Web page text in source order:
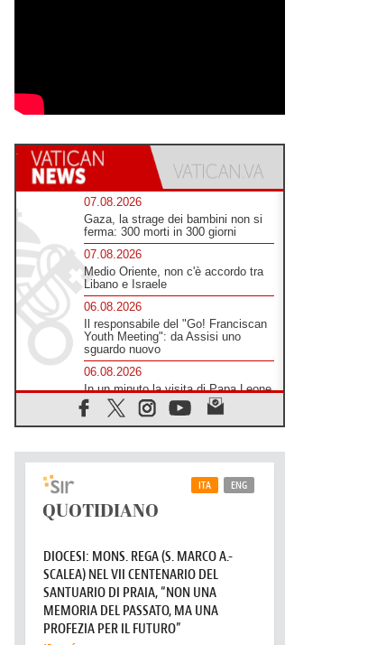
07.08.2026
Gaza, la strage dei bambini non si
ferma: 300 morti in 300 giorni
07.08.2026
Medio Oriente, non c'è accordo tra
Libano e Israele
06.08.2026
Il responsabile del "Go! Franciscan
Youth Meeting": da Assisi uno
sguardo nuovo
06.08.2026
In un minuto la visita di Papa Leone
XIV ad Assisi
06.08.2026
Salvarani: "Ci ha interpretato come
pochissimi altri"
Un abbraccio verso il futuro, la
grande festa del Papa e dei giovani
06.08.2026
Il grazie dei giovani al Papa: "Oggi
ci sentiamo Chiesa"
06.08.2026
Leone XIV: la rivoluzione del
Vangelo abbatte i muri che